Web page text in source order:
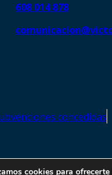
608 014 878
concedidas
Copyright © | Victorino
cookies para